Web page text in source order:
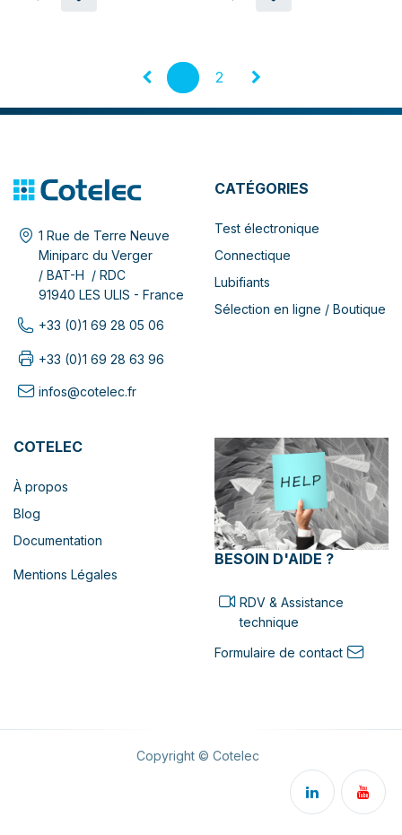
2
1 Rue de Terre Neuve
Miniparc du Verger
/ BAT-H / RDC
91940 LES ULIS - France
+33 (0)1 69 28 05 06
+33 (0)1 69 28 63 96
infos@cotelec.fr
CATÉGORIES
Test électronique
Connectique
Lubifiants
Sélection en ligne / Boutique
COTELEC
À propos
Blog
Documentation
Mentions Légales
BESOIN D'AIDE ?
RDV & Assistance
technique
Formulaire de contact
Copyright © Cotelec